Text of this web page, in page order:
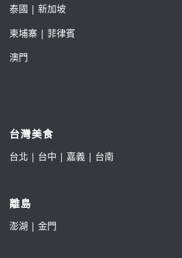
泰國 | 新加坡
柬埔寨 | 菲律賓
澳門
台灣美食
台北 | 台中 | 嘉義| 台南
離島
澎湖 | 金門